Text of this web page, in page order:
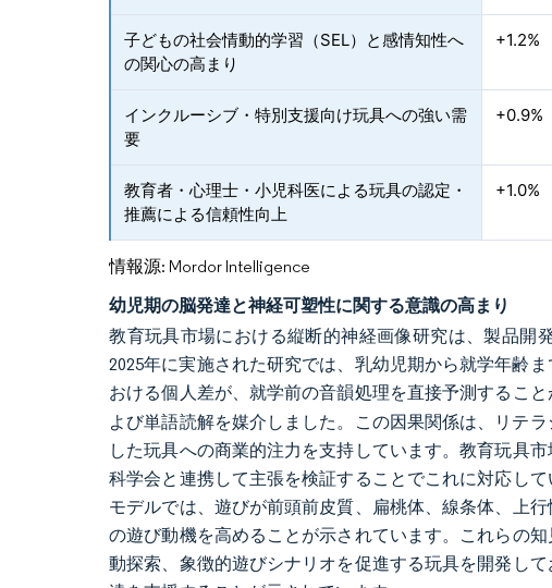
子どもの社会情動的学習（SEL）と感情知性へ
の関心の高まり
+1.2%
インクルーシブ・特別支援向け玩具への強い需
要
+0.9%
教育者・心理士・小児科医による玩具の認定・
推薦による信頼性向上
+1.0%
情報源: Mordor Intelligence
幼児期の脳発達と神経可塑性に関する意識の高まり
教育玩具市場における縦断的神経画像研究は、製品開
2025年に実施された研究では、乳幼児期から就学年齢
おける個人差が、就学前の音韻処理を直接予測するこ
よび単語読解を媒介しました。この因果関係は、リテ
した玩具への商業的注力を支持しています。教育玩具
科学会と連携して主張を検証することでこれに対応し
モデルでは、遊びが前頭前皮質、扁桃体、線条体、上
の遊び動機を高めることが示されています。これらの
動探索、象徴的遊びシナリオを促進する玩具を開発し